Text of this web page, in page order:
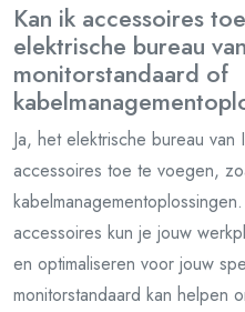
Kan ik accessoires
elektrische bureau
monitorstandaard of
Ja, het elektrische bureau
accessoires toe te voegen,
accessoires kun je jouw
en optimaliseren voor jouw
monitorstandaard kan helpen